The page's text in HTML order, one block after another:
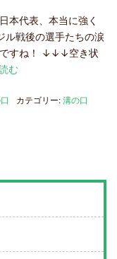
本代表、本当に強く
戦後の選手たちの涙
ですね！ ↓↓↓空き状
む
カテゴリー: 溝の口